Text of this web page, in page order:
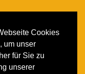
Cookies
um unser
für Sie zu
unserer